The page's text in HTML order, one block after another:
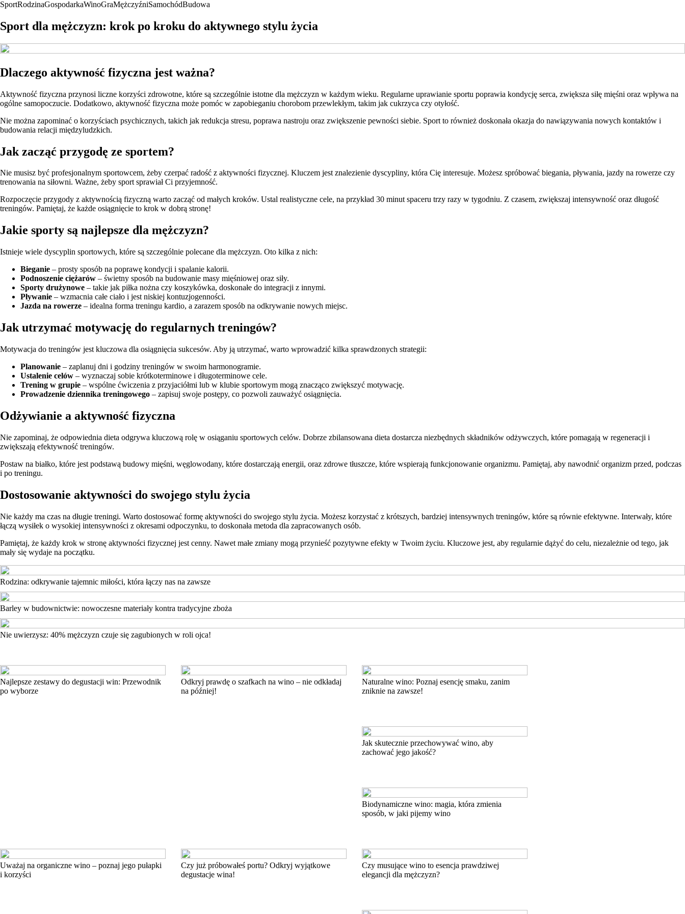
SportRodzinaGospodarkaWinoGraMężczyźniSamochódBudowa
Sport dla mężczyzn: krok po kroku do aktywnego stylu życia
Dlaczego aktywność fizyczna jest ważna?
Aktywność fizyczna przynosi liczne korzyści zdrowotne, które są szczególnie istotne dla mężczyzn w każdym wieku. Regularne uprawianie sportu poprawia kondycję serca, zwiększa siłę mięśni oraz wpływa na
ogólne samopoczucie. Dodatkowo, aktywność fizyczna może pomóc w zapobieganiu chorobom przewlekłym, takim jak cukrzyca czy otyłość.
Nie można zapominać o korzyściach psychicznych, takich jak redukcja stresu, poprawa nastroju oraz zwiększenie pewności siebie. Sport to również doskonała okazja do nawiązywania nowych kontaktów i
budowania relacji międzyludzkich.
Jak zacząć przygodę ze sportem?
Nie musisz być profesjonalnym sportowcem, żeby czerpać radość z aktywności fizycznej. Kluczem jest znalezienie dyscypliny, która Cię interesuje. Możesz spróbować biegania, pływania, jazdy na rowerze czy
trenowania na siłowni. Ważne, żeby sport sprawiał Ci przyjemność.
Rozpoczęcie przygody z aktywnością fizyczną warto zacząć od małych kroków. Ustal realistyczne cele, na przykład 30 minut spaceru trzy razy w tygodniu. Z czasem, zwiększaj intensywność oraz długość
treningów. Pamiętaj, że każde osiągnięcie to krok w dobrą stronę!
Jakie sporty są najlepsze dla mężczyzn?
Istnieje wiele dyscyplin sportowych, które są szczególnie polecane dla mężczyzn. Oto kilka z nich:
Bieganie – prosty sposób na poprawę kondycji i spalanie kalorii.
Podnoszenie ciężarów – świetny sposób na budowanie masy mięśniowej oraz siły.
Sporty drużynowe – takie jak piłka nożna czy koszykówka, doskonałe do integracji z innymi.
Pływanie – wzmacnia całe ciało i jest niskiej kontuzjogenności.
Jazda na rowerze – idealna forma treningu kardio, a zarazem sposób na odkrywanie nowych miejsc.
Jak utrzymać motywację do regularnych treningów?
Motywacja do treningów jest kluczowa dla osiągnięcia sukcesów. Aby ją utrzymać, warto wprowadzić kilka sprawdzonych strategii:
Planowanie – zaplanuj dni i godziny treningów w swoim harmonogramie.
Ustalenie celów – wyznaczaj sobie krótkoterminowe i długoterminowe cele.
Trening w grupie – wspólne ćwiczenia z przyjaciółmi lub w klubie sportowym mogą znacząco zwiększyć motywację.
Prowadzenie dziennika treningowego – zapisuj swoje postępy, co pozwoli zauważyć osiągnięcia.
Odżywianie a aktywność fizyczna
Nie zapominaj, że odpowiednia dieta odgrywa kluczową rolę w osiąganiu sportowych celów. Dobrze zbilansowana dieta dostarcza niezbędnych składników odżywczych, które pomagają w regeneracji i
zwiększają efektywność treningów.
Postaw na białko, które jest podstawą budowy mięśni, węglowodany, które dostarczają energii, oraz zdrowe tłuszcze, które wspierają funkcjonowanie organizmu. Pamiętaj, aby nawodnić organizm przed, podczas
i po treningu.
Dostosowanie aktywności do swojego stylu życia
Nie każdy ma czas na długie treningi. Warto dostosować formę aktywności do swojego stylu życia. Możesz korzystać z krótszych, bardziej intensywnych treningów, które są równie efektywne. Interwały, które
łączą wysiłek o wysokiej intensywności z okresami odpoczynku, to doskonała metoda dla zapracowanych osób.
Pamiętaj, że każdy krok w stronę aktywności fizycznej jest cenny. Nawet małe zmiany mogą przynieść pozytywne efekty w Twoim życiu. Kluczowe jest, aby regularnie dążyć do celu, niezależnie od tego, jak
mały się wydaje na początku.
Rodzina: odkrywanie tajemnic miłości, która łączy nas na zawsze
Barley w budownictwie: nowoczesne materiały kontra tradycyjne zboża
Nie uwierzysz: 40% mężczyzn czuje się zagubionych w roli ojca!
Najlepsze zestawy do degustacji win: Przewodnik
po wyborze
Odkryj prawdę o szafkach na wino – nie odkładaj
na później!
Naturalne wino: Poznaj esencję smaku, zanim
zniknie na zawsze!
Jak skutecznie przechowywać wino, aby
zachować jego jakość?
Biodynamiczne wino: magia, która zmienia
sposób, w jaki pijemy wino
Uważaj na organiczne wino – poznaj jego pułapki
i korzyści
Czy już próbowałeś portu? Odkryj wyjątkowe
degustacje wina!
Czy musujące wino to esencja prawdziwej
elegancji dla mężczyzn?